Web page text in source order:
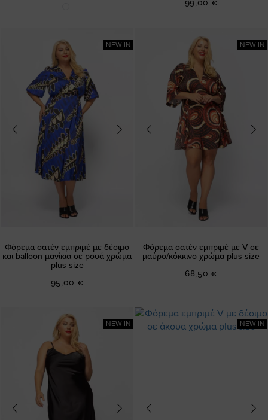
99,00 €
NEW IN
Φόρεμα σατέν εμπριμέ με δέσιμο
και balloon μανίκια σε ρουά χρώμα
plus size
95,00 €
NEW IN
Φόρεμα σατέν εμπριμέ με V σε
μαύρο/κόκκινο χρώμα plus size
68,50 €
NEW IN NEW IN